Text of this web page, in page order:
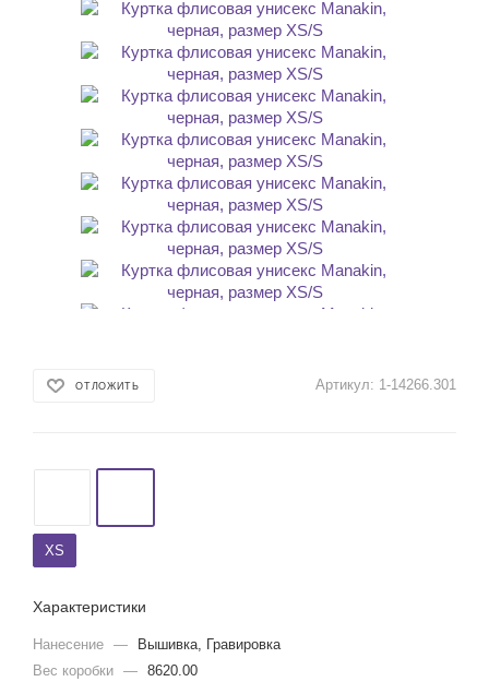
ОТЛОЖИТЬ Артикул: 1-14266.301
XS
Характеристики
Нанесение —
Вышивка, Гравировка
Вес коробки — 8620.00